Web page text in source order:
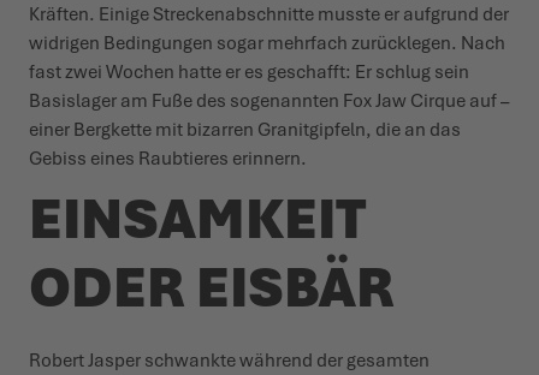
Kräften. Einige Stre­cke­n­ab­schnitte musste er aufgrund der
widrigen Bedin­gungen sogar mehrfach zurücklegen. Nach
fast zwei Wochen hatte er es geschafft: Er schlug sein
Basislager am Fuße des soge­nannten Fox Jaw Cirque auf –
einer Bergkette mit bizarren Granit­gipfeln, die an das
Gebiss eines Raub­tieres erinnern.
EINSAMKEIT
ODER EISBÄR
Robert Jasper schwankte während der gesamten